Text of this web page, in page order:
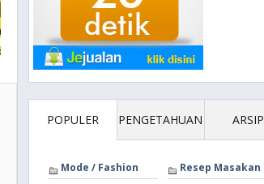
POPULER PENGETAHUAN ARSIP
Mode / Fashion
Resep Masakan